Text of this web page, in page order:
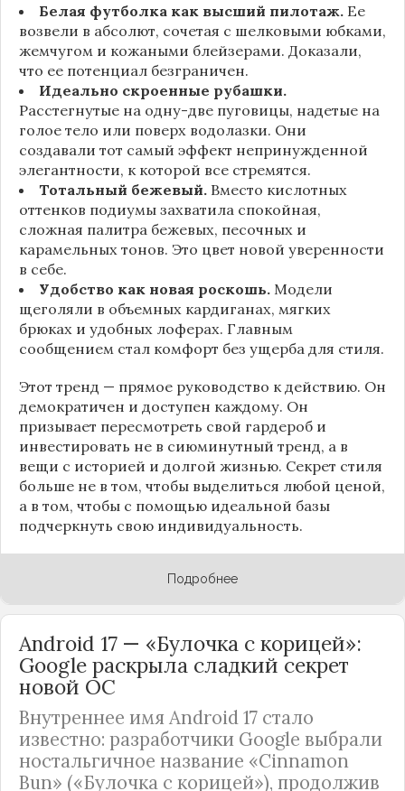
Белая футболка как высший пилотаж. Ее
возвели в абсолют, сочетая с шелковыми юбками,
жемчугом и кожаными блейзерами. Доказали,
что ее потенциал безграничен.
Идеально скроенные рубашки.
Расстегнутые на одну-две пуговицы, надетые на
голое тело или поверх водолазки. Они
создавали тот самый эффект непринужденной
элегантности, к которой все стремятся.
Тотальный бежевый. Вместо кислотных
оттенков подиумы захватила спокойная,
сложная палитра бежевых, песочных и
карамельных тонов. Это цвет новой уверенности
в себе.
Удобство как новая роскошь. Модели
щеголяли в объемных кардиганах, мягких
брюках и удобных лоферах. Главным
сообщением стал комфорт без ущерба для стиля.
Этот тренд — прямое руководство к действию. Он
демократичен и доступен каждому. Он
призывает пересмотреть свой гардероб и
инвестировать не в сиюминутный тренд, а в
вещи с историей и долгой жизнью. Секрет стиля
больше не в том, чтобы выделиться любой ценой,
а в том, чтобы с помощью идеальной базы
подчеркнуть свою индивидуальность.
Подробнее
Android 17 — «Булочка с корицей»:
Google раскрыла сладкий секрет
новой ОС
Внутреннее имя Android 17 стало
известно: разработчики Google выбрали
ностальгичное название «Cinnamon
Bun» («Булочка с корицей»), продолжив